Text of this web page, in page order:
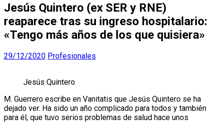
Jesús Quintero (ex SER y RNE)
reaparece tras su ingreso hospitalario:
«Tengo más años de los que quisiera»
29/12/2020 Profesionales
Jesús Quintero
M. Guerrero escribe en Vanitatis que Jesús Quintero se ha
dejado ver. Ha sido un año complicado para todos y también
para él, que tuvo serios problemas de salud hace unos